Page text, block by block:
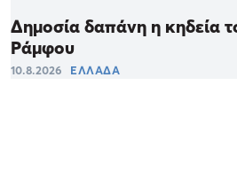
Δημοσία δαπάνη η κηδεία
Ράμφου
10.8.2026 ΕΛΛΑΔΑ